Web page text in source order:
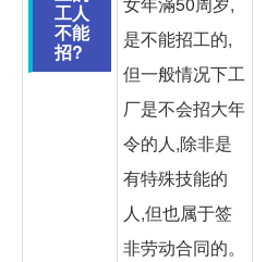
工人
不能
招?
是不能招工的,
但一般情况下工
厂是不会招大年
令的人,除非是
有特殊技能的
人,但也属于签
非劳动合同的。